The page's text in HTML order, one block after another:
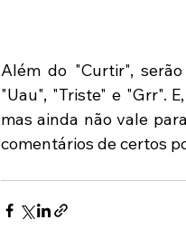
Além do "Curtir",
"Uau", "Triste" e "Grr".
mas ainda não vale
comentários de certos